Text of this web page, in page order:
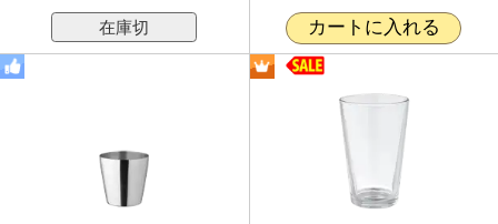
在庫切 カートに入れる